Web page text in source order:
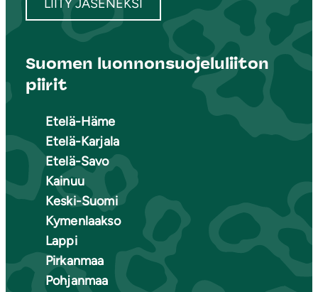
LIITY JÄSENEKSI
Suomen luonnonsuojeluliiton
piirit
Etelä-Häme
Etelä-Karjala
Etelä-Savo
Kainuu
Keski-Suomi
Kymenlaakso
Lappi
Pirkanmaa
Pohjanmaa